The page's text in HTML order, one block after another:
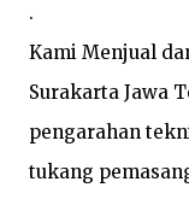
.
Kami Menjual
Surakarta Jawa
pengarahan
tukang